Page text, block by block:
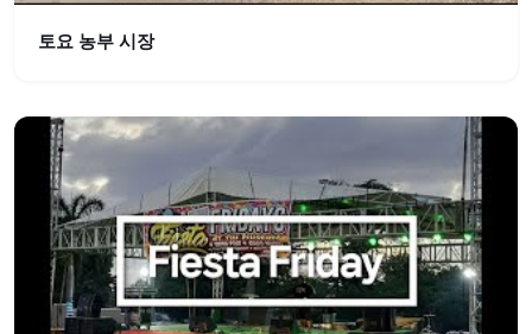
토요 농부 시장